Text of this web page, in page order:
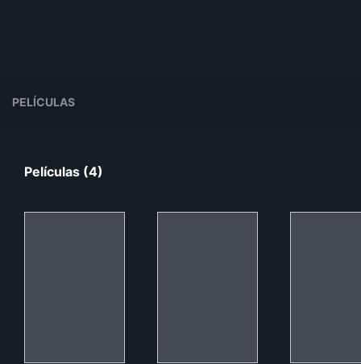
PELÍCULAS
Películas (4)